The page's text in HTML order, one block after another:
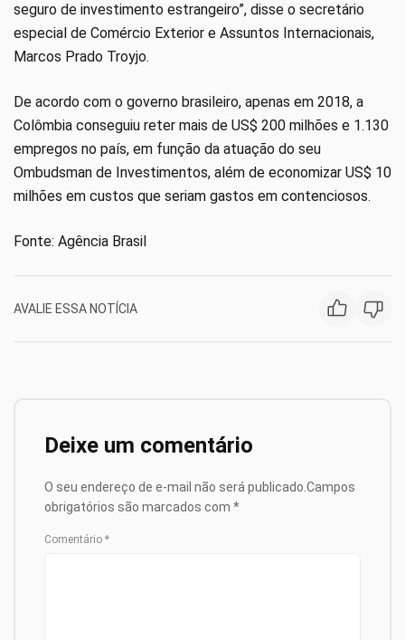
seguro de investimento estrangeiro”, disse o secretário
especial de Comércio Exterior e Assuntos Internacionais,
Marcos Prado Troyjo.
De acordo com o governo brasileiro, apenas em 2018, a
Colômbia conseguiu reter mais de US$ 200 milhões e 1.130
empregos no país, em função da atuação do seu
Ombudsman de Investimentos, além de economizar US$ 10
milhões em custos que seriam gastos em contenciosos.
Fonte: Agência Brasil
AVALIE ESSA NOTÍCIA
Deixe um comentário
O seu endereço de e-mail não será publicado.Campos
obrigatórios são marcados com *
Comentário *